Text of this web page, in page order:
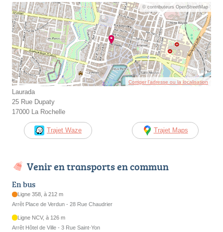
© contributeurs OpenStreetMap
Corriger l’adresse ou la localisation
Laurada
25 Rue Dupaty
17000 La Rochelle
Trajet Waze Trajet Maps
Venir en transports en commun
En bus
Ligne 358, à 212 m
Arrêt Place de Verdun - 28 Rue Chaudrier
Ligne NCV, à 126 m
Arrêt Hôtel de Ville - 3 Rue Saint-Yon